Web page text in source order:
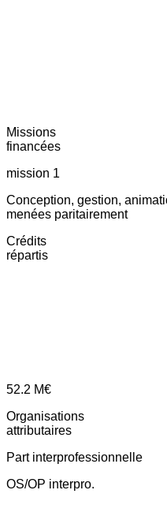
Missions
financées
mission 1
Conception, gestion,
menées paritairement
Crédits
répartis
52.2 M€
Organisations
attributaires
Part interprofessionnelle
OS/OP interpro.